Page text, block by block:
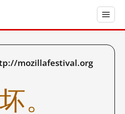
mozillafestival.org
。